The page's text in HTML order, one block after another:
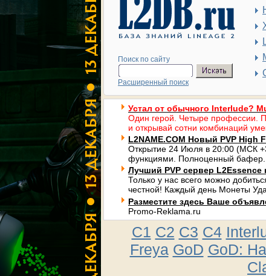
Поиск по сайту
Расширенный поиск
Устал от обычного Interlude?
Один герой. Четыре профессии.
и открывай сотни комбинаций
L2NAME.COM Новый PVP
Открытие 24 Июля в 20:00 (МСК
функциями. Полноценный бафер.
Лучший PVP сервер L2Essence
Только у нас всего можно
честной! Каждый день Монеты
Разместите здесь Ваше
Promo-Reklama.ru
C1 C2 C3 C4
Freya GoD GoD: